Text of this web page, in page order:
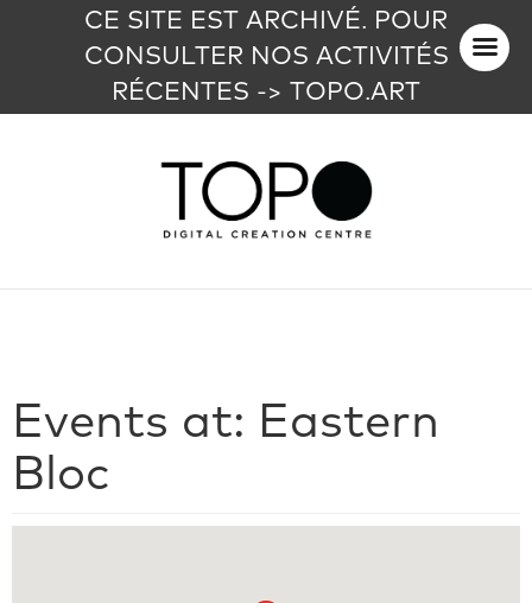
CE SITE EST ARCHIVÉ. POUR
CONSULTER NOS ACTIVITÉS
RÉCENTES -> TOPO.ART
Events at: Eastern
Bloc